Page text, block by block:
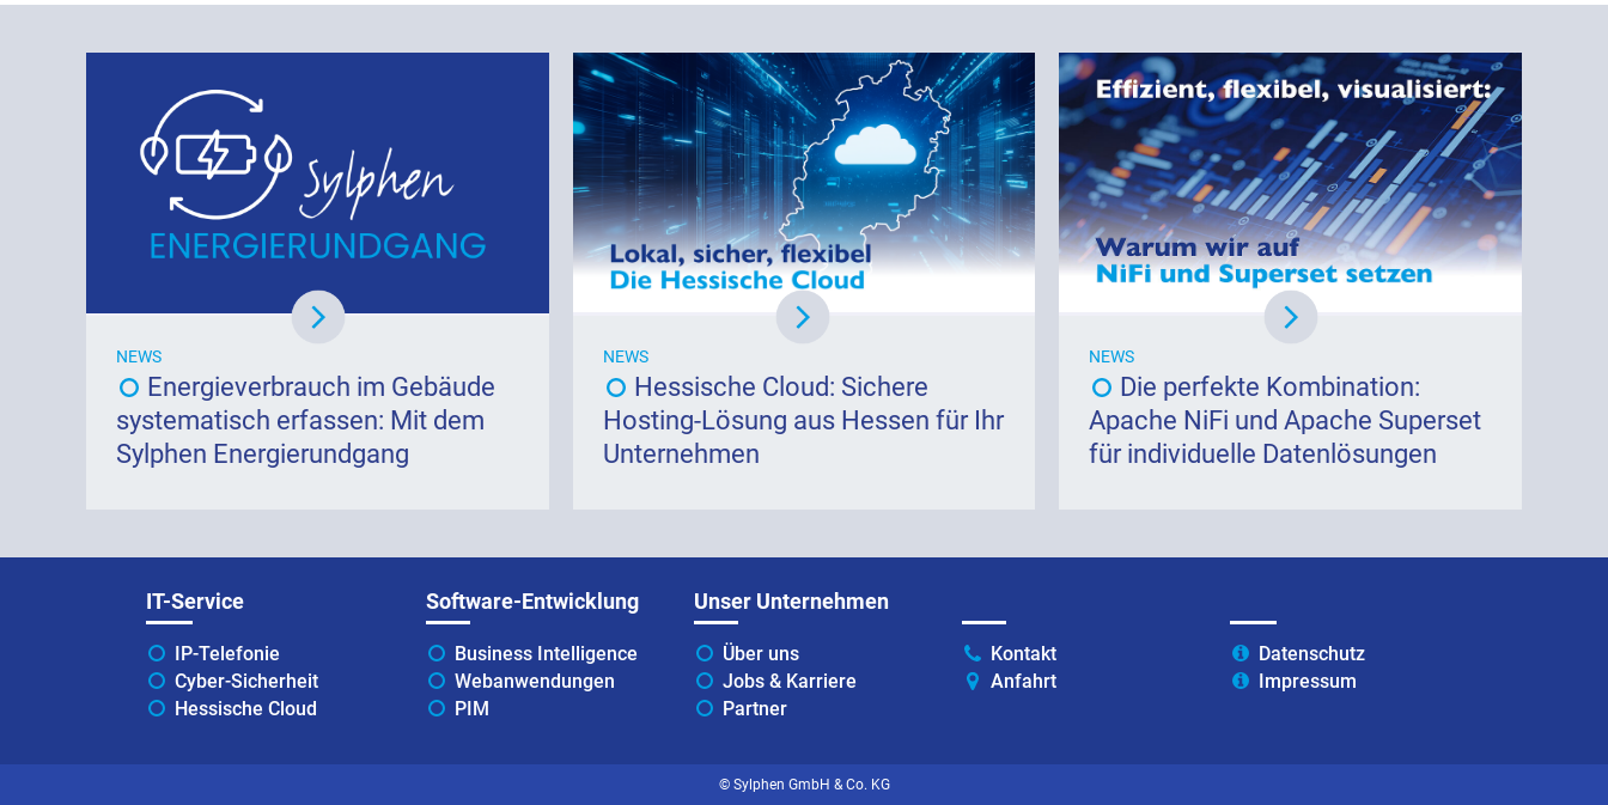
NEWS
Energieverbrauch im Gebäude
systematisch erfassen: Mit dem
Sylphen Energierundgang
NEWS
Hessische Cloud: Sichere
Hosting-Lösung aus Hessen für Ihr
Unternehmen
NEWS
Die perfekte Kombination:
Apache NiFi und Apache Superset
für individuelle Datenlösungen
IT-Service
IP-Telefonie
Cyber-Sicherheit
Hessische Cloud
Software-Entwicklung
Business Intelligence
Webanwendungen
PIM
Unser Unternehmen
Über uns
Jobs & Karriere
Partner
Kontakt
Anfahrt
Datenschutz
Impressum
© Sylphen GmbH & Co. KG